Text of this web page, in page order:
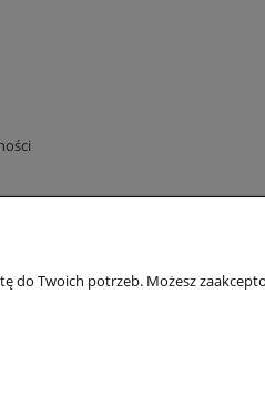
Polityka prywatności
Twoich potrzeb. Możesz